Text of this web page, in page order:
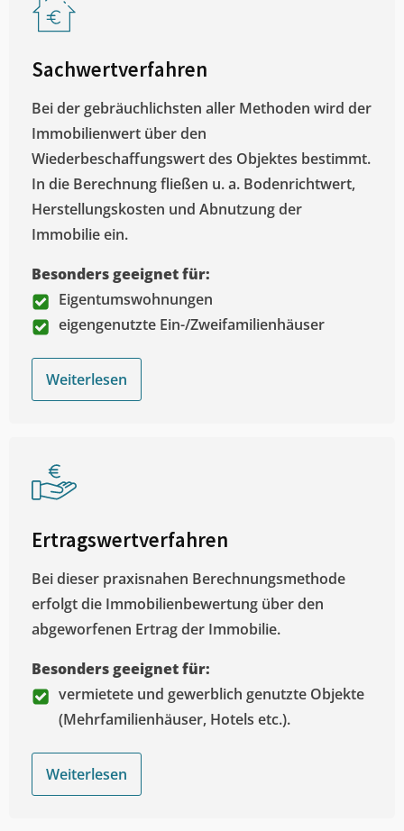
Sachwertverfahren
Bei der gebräuchlichsten aller Methoden wird der
Immobilienwert über den
Wiederbeschaffungswert des Objektes bestimmt.
In die Berechnung fließen u. a. Bodenrichtwert,
Herstellungskosten und Abnutzung der
Immobilie ein.
Besonders geeignet für:
Eigentumswohnungen
eigengenutzte Ein-/Zweifamilienhäuser
Weiterlesen
Ertragswertverfahren
Bei dieser praxisnahen Berechnungsmethode
erfolgt die Immobilienbewertung über den
abgeworfenen Ertrag der Immobilie.
Besonders geeignet für:
vermietete und gewerblich genutzte Objekte
(Mehrfamilienhäuser, Hotels etc.).
Weiterlesen